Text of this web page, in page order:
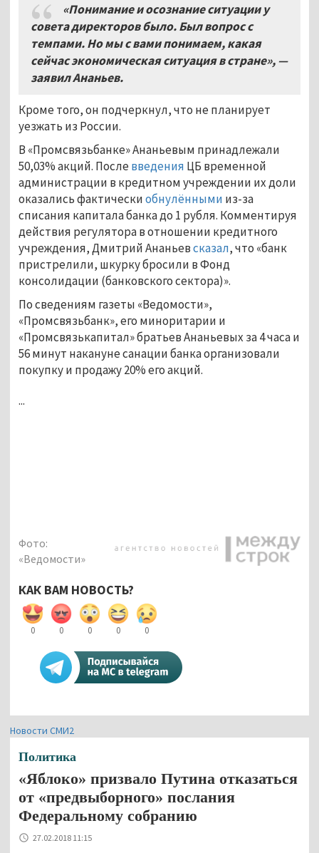
«Понимание и осознание ситуации у
совета директоров было. Был вопрос с
темпами. Но мы с вами понимаем, какая
сейчас экономическая ситуация в стране», —
заявил Ананьев.
Кроме того, он подчеркнул, что не планирует
уезжать из России.
В «Промсвязьбанке» Ананьевым принадлежали
50,03% акций. После введения ЦБ временной
администрации в кредитном учреждении их доли
оказались фактическиобнулёнными из-за
списания капитала банка до 1 рубля. Комментируя
действия регулятора в отношении кредитного
учреждения, Дмитрий Ананьевсказал, что «банк
пристрелили, шкурку бросили в Фонд
консолидации (банковского сектора)».
По сведениям газеты «Ведомости»,
«Промсвязьбанк», его миноритарии и
«Промсвязькапитал» братьев Ананьевых за 4 часа и
56 минут накануне санации банка организовали
покупку и продажу 20% его акций.
...
Фото:
«Ведомости»
КАК ВАМ НОВОСТЬ?
0 0 0 0 0
Новости СМИ2
Политика
«Яблоко» призвало Путина отказаться
от «предвыборного» послания
Федеральному собранию
27.02.2018 11:15